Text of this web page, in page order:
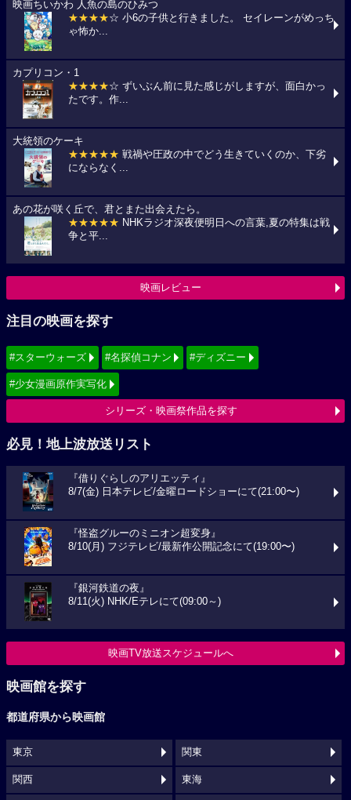
映画ちいかわ 人魚の島のひみつ
★★★★☆ 小6の子供と行きました。 セイレーンがめっち
ゃ怖か...
カプリコン・1
★★★★☆ ずいぶん前に見た感じがしますが、面白かっ
たです。作...
大統領のケーキ
★★★★★ 戦禍や圧政の中でどう生きていくのか、下劣
にならなく...
あの花が咲く丘で、君とまた出会えたら。
★★★★★ NHKラジオ深夜便明日への言葉,夏の特集は戦
争と平...
映画レビュー
注目の映画を探す
#スターウォーズ #名探偵コナン #ディズニー
#少女漫画原作実写化
シリーズ・映画祭作品を探す
必見！地上波放送リスト
『借りぐらしのアリエッティ』
8/7(金) 日本テレビ/金曜ロードショーにて(21:00〜)
『怪盗グルーのミニオン超変身』
8/10(月) フジテレビ/最新作公開記念にて(19:00〜)
『銀河鉄道の夜』
8/11(火) NHK/Eテレにて(09:00～)
映画TV放送スケジュールへ
映画館を探す
都道府県から映画館
東京 関東
関西 東海